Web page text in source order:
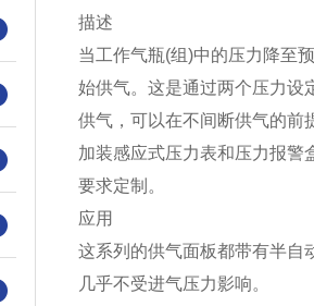
描述
当工作气瓶(组)中的压力降至
始供气。这是通过两个压力设
供气，可以在不间断供气的前
加装感应式压力表和压力报警
要求定制。
应用
这系列的供气面板都带有半自
几乎不受进气压力影响。